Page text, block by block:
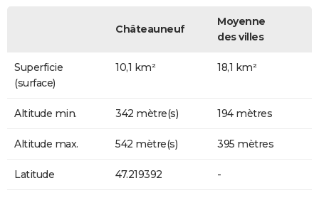
Châteauneuf
Moyenne
des villes
Superficie
(surface)
10,1 km² 18,1 km²
Altitude min. 342 mètre(s) 194 mètres
Altitude max. 542 mètre(s) 395 mètres
Latitude 47.219392 -